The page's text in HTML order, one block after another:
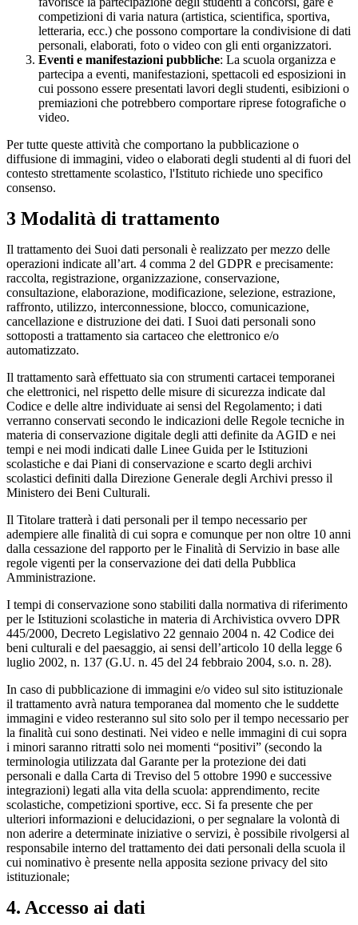
competizioni di varia natura (artistica, scientifica, sportiva,
letteraria, ecc.) che possono comportare la condivisione di dati
personali, elaborati, foto o video con gli enti organizzatori.
Eventi e manifestazioni pubbliche: La scuola organizza e
partecipa a eventi, manifestazioni, spettacoli ed esposizioni in
cui possono essere presentati lavori degli studenti, esibizioni o
premiazioni che potrebbero comportare riprese fotografiche o
video.
Per tutte queste attività che comportano la pubblicazione o
diffusione di immagini, video o elaborati degli studenti al di fuori del
contesto strettamente scolastico, l'Istituto richiede uno specifico
consenso.
3 Modalità di trattamento
Il trattamento dei Suoi dati personali è realizzato per mezzo delle
operazioni indicate all’art. 4 comma 2 del GDPR e precisamente:
raccolta, registrazione, organizzazione, conservazione,
consultazione, elaborazione, modificazione, selezione, estrazione,
raffronto, utilizzo, interconnessione, blocco, comunicazione,
cancellazione e distruzione dei dati. I Suoi dati personali sono
sottoposti a trattamento sia cartaceo che elettronico e/o
automatizzato.
Il trattamento sarà effettuato sia con strumenti cartacei temporanei
che elettronici, nel rispetto delle misure di sicurezza indicate dal
Codice e delle altre individuate ai sensi del Regolamento; i dati
verranno conservati secondo le indicazioni delle Regole tecniche in
materia di conservazione digitale degli atti definite da AGID e nei
tempi e nei modi indicati dalle Linee Guida per le Istituzioni
scolastiche e dai Piani di conservazione e scarto degli archivi
scolastici definiti dalla Direzione Generale degli Archivi presso il
Ministero dei Beni Culturali.
Il Titolare tratterà i dati personali per il tempo necessario per
adempiere alle finalità di cui sopra e comunque per non oltre 10 anni
dalla cessazione del rapporto per le Finalità di Servizio in base alle
regole vigenti per la conservazione dei dati della Pubblica
Amministrazione.
I tempi di conservazione sono stabiliti dalla normativa di riferimento
per le Istituzioni scolastiche in materia di Archivistica ovvero DPR
445/2000, Decreto Legislativo 22 gennaio 2004 n. 42 Codice dei
beni culturali e del paesaggio, ai sensi dell’articolo 10 della legge 6
luglio 2002, n. 137 (G.U. n. 45 del 24 febbraio 2004, s.o. n. 28).
In caso di pubblicazione di immagini e/o video sul sito istituzionale
il trattamento avrà natura temporanea dal momento che le suddette
immagini e video resteranno sul sito solo per il tempo necessario per
la finalità cui sono destinati. Nei video e nelle immagini di cui sopra
i minori saranno ritratti solo nei momenti “positivi” (secondo la
terminologia utilizzata dal Garante per la protezione dei dati
personali e dalla Carta di Treviso del 5 ottobre 1990 e successive
integrazioni) legati alla vita della scuola: apprendimento, recite
scolastiche, competizioni sportive, ecc. Si fa presente che per
ulteriori informazioni e delucidazioni, o per segnalare la volontà di
non aderire a determinate iniziative o servizi, è possibile rivolgersi al
responsabile interno del trattamento dei dati personali della scuola il
cui nominativo è presente nella apposita sezione privacy del sito
istituzionale;
4. Accesso ai dati